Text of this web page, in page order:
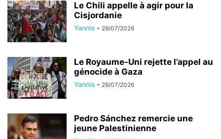
Le Chili appelle à agir pour la
Cisjordanie
Yannis - 29/07/2026
Le Royaume-Uni rejette l’appel au
génocide à Gaza
Yannis - 29/07/2026
Pedro Sánchez remercie une
jeune Palestinienne